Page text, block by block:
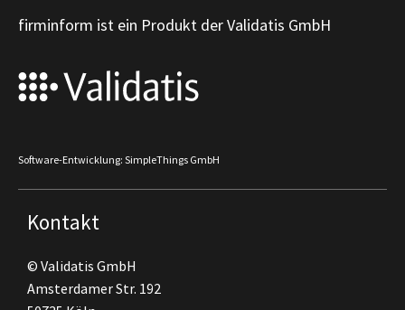
firminform ist ein Produkt der Validatis GmbH
Software-Entwicklung: SimpleThings GmbH
Kontakt
© Validatis GmbH
Amsterdamer Str. 192